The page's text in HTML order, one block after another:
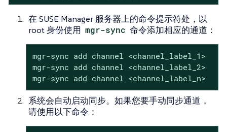
在 SUSE Manager 服务器上的命令提示符处，以
root 身份使用 mgr-sync 命令添加相应的通道：
mgr-sync add channel <channel_label_1>
mgr-sync add channel <channel_label_2>
mgr-sync add channel <channel_label_n>
系统会自动启动同步。如果您要手动同步通道，
请使用以下命令：